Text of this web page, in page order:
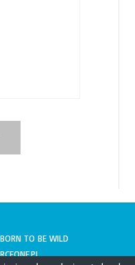
TO BE WILD